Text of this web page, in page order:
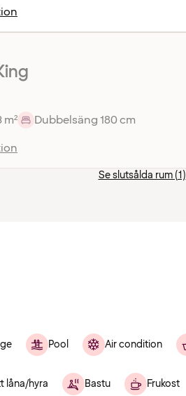
Dubbelsäng 180 cm
Se slutsålda rum (1)
Pool Air condition
låna/hyra Bastu Frukost